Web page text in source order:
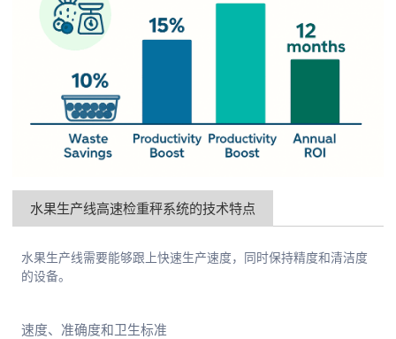
水果生产线高速检重秤系统的技术特点
水果生产线需要能够跟上快速生产速度，同时保持精度和清洁度
的设备。
速度、准确度和卫生标准